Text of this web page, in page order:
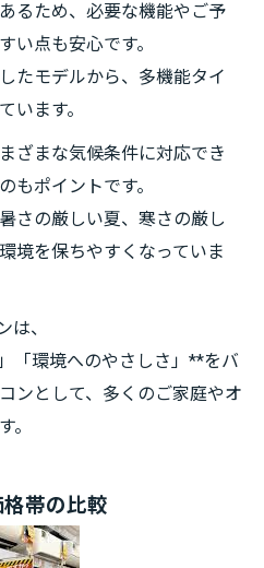
るため、必要な機能やご予
い点も安心です。
たモデルから、多機能タイ
います。
ざまな気候条件に対応でき
もポイントです。
さの厳しい夏、寒さの厳し
境を保ちやすくなっていま
は、
「環境へのやさしさ」**をバ
ンとして、多くのご家庭やオ
。
帯の比較